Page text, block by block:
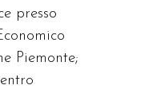
presso
Piemonte;